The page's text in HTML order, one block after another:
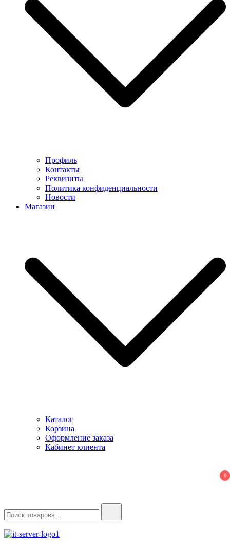
Профиль
Контакты
Реквизиты
Политика конфиденциальности
Новости
Магазин
Каталог
Корзина
Оформление заказа
Кабинет клиента
0